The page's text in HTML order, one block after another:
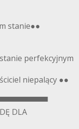
stanie●●
perfekcyjnym
niepalący ●●
DLA